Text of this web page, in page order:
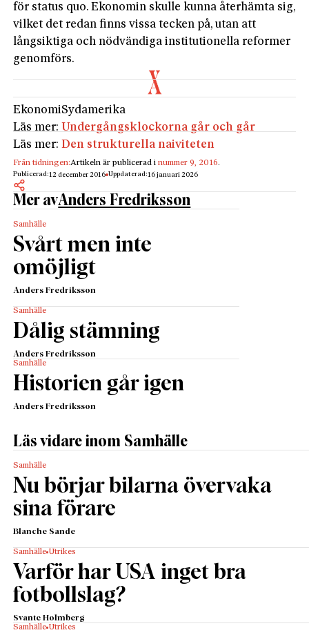
för status quo. Ekonomin skulle kunna återhämta sig,
vilket det redan finns vissa tecken på, utan att
långsiktiga och nödvändiga institutionella reformer
genomförs.
EkonomiSydamerika
Läs mer: Undergångsklockorna går och går
Läs mer:Den strukturella naiviteten
Från tidningen:Artikeln är publicerad inummer 9, 2016.
Publicerad:12 december 2016 Uppdaterad:16 januari 2026
Mer avAnders Fredriksson
Samhälle
Svårt men inte
omöjligt
Anders Fredriksson
Samhälle
Dålig stämning
Anders Fredriksson
Samhälle
Historien går igen
Anders Fredriksson
Läs vidare inom Samhälle
Samhälle
Nu börjar bilarna övervaka
sina förare
Blanche Sande
Samhälle Utrikes
Varför har USA inget bra
fotbollslag?
Svante Holmberg
Samhälle Utrikes